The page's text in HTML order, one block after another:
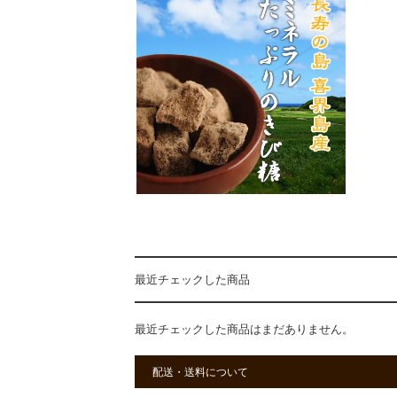
最近チェックした商品
最近チェックした商品はまだありません。
配送・送料について